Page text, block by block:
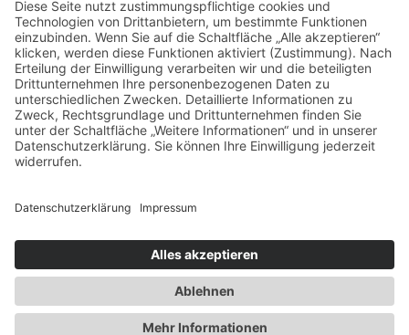
Impressum
Datenschutz
Barrierefrei
AGB
Cookie-Einstellungen
Warenkorb
Zurück zum Shop
weiter einkaufen